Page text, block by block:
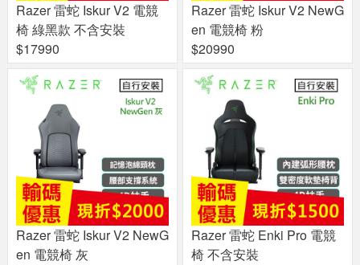
Razer 雷蛇 Iskur V2 電競
椅 綠黑款 不含安裝
$17990
Razer 雷蛇 Iskur V2 NewG
en 電競椅 粉
$20990
Razer 雷蛇 Iskur V2 NewG
en 電競椅 灰
Razer 雷蛇 Enki Pro 電競
椅 不含安裝